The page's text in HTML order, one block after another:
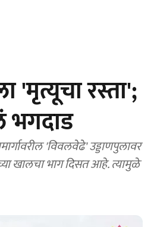
'मृत्यूचा रस्ता';
भगदाड
भाग दिसत आहे. त्यामुळे